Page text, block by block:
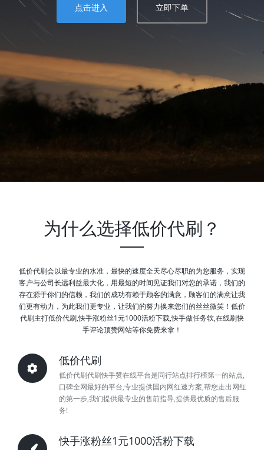
点击进入 立即下单
为什么选择低价代刷？
低价代刷会以最专业的水准，最快的速度全天尽心尽职的为您服务，实现
客户与公司长远利益最大化，用最短的时间见证我们对您的承诺，我们的
存在源于你们的信赖，我们的成功有赖于顾客的满意，顾客们的满意让我
们更有动力，为此我们更专业，让我们的努力换来您们的丝丝微笑！低价
代刷主打低价代刷,快手涨粉丝1元1000活粉下载,快手做任务软,在线刷快
手评论顶赞网站等你免费来拿！
低价代刷
低价代刷代刷快手赞在线平台是同行站点排行榜第一的站点,
口碑全网最好的平台,专业提供国内网红速方案,帮您走出网红
的第一步,我们提供最专业的售前指导,提供最优质的售后服
务!
快手涨粉丝1元1000活粉下载